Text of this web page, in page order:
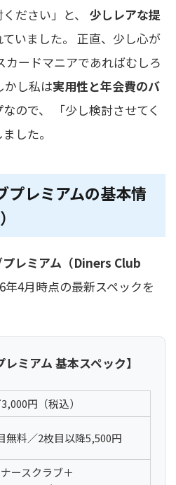
ださい」と、 少しレアな提
ていました。 正直、少し心が
ードマニアであればむしろ
かし私は実用性と年会費のバ
ので、 「少し検討させてく
した。
プレミアムの基本情
レミアム（Diners Club
年4月時点の最新スペックを
ミアム 基本スペック】
円（税込）
無料／2枚目以降5,500円
ースクラブ＋